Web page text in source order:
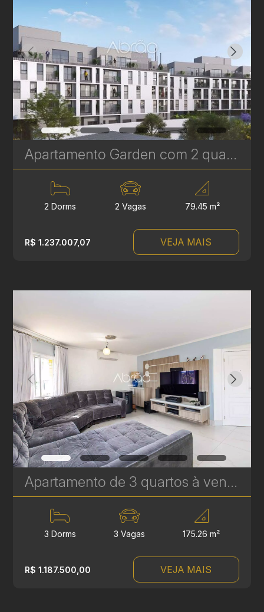
Apartamento Garden com 2 quartos sendo 1 suíte à venda no Le Gris - Santa Felicidade - 79,45 m² privativos | Ref. 1774
2 Dorms 2 Vagas 79.45 m²
R$ 1.237.007,07 VEJA MAIS
Apartamento de 3 quartos à venda no Água Verde - 3 Vagas e Hall Privativo - 175 m² | Ref. 570
3 Dorms 3 Vagas 175.26 m²
R$ 1.187.500,00 VEJA MAIS